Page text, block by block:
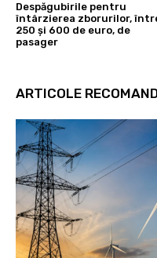
Despăgubirile pentru
întârzierea zborurilor,
250 și 600 de euro, de
pasager
ARTICOLE